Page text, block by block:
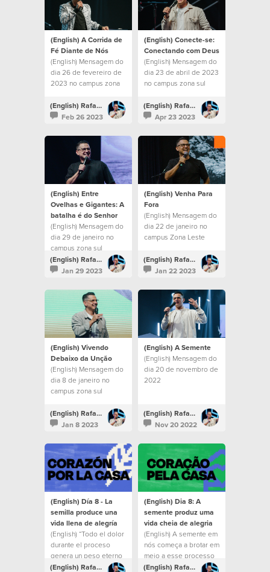
(English) A Corrida de
Fé Diante de Nós
(English) Mensagem do
dia 26 de fevereiro de
2023 no campus zona
(English) Rafael Bitencourt
Feb 26 2023
(English) Conecte-se:
Conectando com Deus
(English) Mensagem do
dia 23 de abril de 2023
no campus zona sul
(English) Rafael Bitencourt
Apr 23 2023
(English) Entre
Ovelhas e Gigantes: A
batalha é do Senhor
(English) Mensagem do
dia 29 de janeiro no
campus zona sul
(English) Rafael Bitencourt
Jan 29 2023
(English) Venha Para
Fora
(English) Mensagem do
dia 22 de janeiro no
campus Zona Leste
(English) Rafael Bitencourt
Jan 22 2023
(English) Vivendo
Debaixo da Unção
(English) Mensagem do
dia 8 de janeiro no
campus zona sul
(English) Rafael Bitencourt
Jan 8 2023
(English) A Semente
(English) Mensagem do
dia 20 de novembro de
2022
(English) Rafael Bitencourt
Nov 20 2022
(English) Día 8 - La
semilla produce una
vida llena de alegría
(English) “Todo el dolor
durante el proceso
genera un peso eterno
de gloria y aunque
(English) Rafael Bitencourt
(English) Dia 8: A
semente produz uma
vida cheia de alegria
(English) A semente em
nós começa a brotar em
meio a esse processo
e deixamos um espírito
(English) Rafael Bitencourt